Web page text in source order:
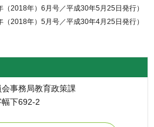
（2018年）6月号／平成30年5月25日発行）
（2018年）5月号／平成30年4月25日発行）
事務局教育政策課
下692-2